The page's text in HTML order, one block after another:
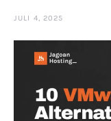
JULI 4, 2025